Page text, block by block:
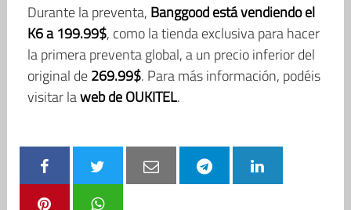
Durante la preventa, Banggood está vendiendo el
K6 a 199.99$, como la tienda exclusiva para hacer
la primera preventa global, a un precio inferior del
original de269.99$. Para más información, podéis
visitar laweb de OUKITEL.